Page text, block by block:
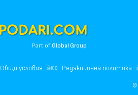
Part ofGlobal Group
Общи условия Редакционна политика
©